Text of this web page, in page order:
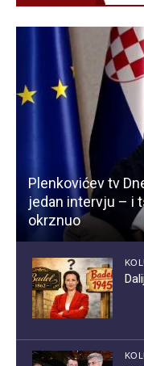
Plenkovićev tv
jedan intervju – i
okrznuo